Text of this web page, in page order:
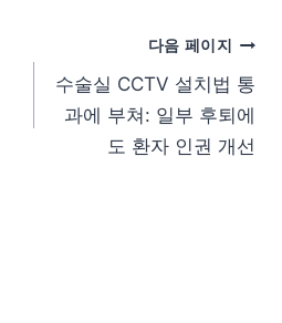
다음 페이지
수술실 CCTV 설치법 통
과에 부쳐: 일부 후퇴에
도 환자 인권 개선